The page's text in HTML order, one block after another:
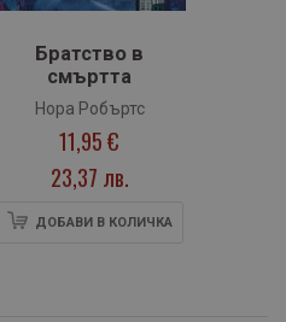
Братство в
смъртта
Нора Робъртс
11,95 €
23,37 лв.
ДОБАВИ В КОЛИЧКА